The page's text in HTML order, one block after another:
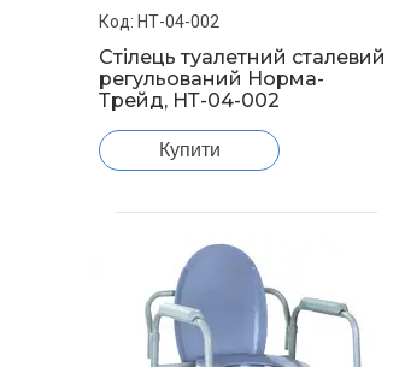
НТ-04-002
Стілець туалетний сталевий
регульований Норма-
Трейд, НТ-04-002
Купити